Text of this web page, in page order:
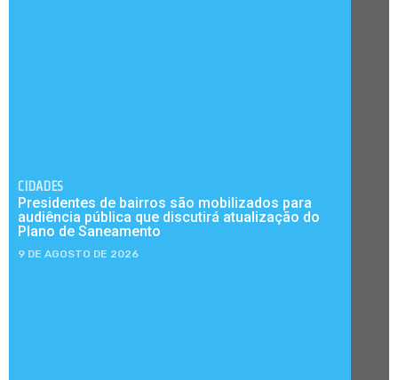
CIDADES
Presidentes de bairros são mobilizados para
audiência pública que discutirá atualização do
Plano de Saneamento
9 DE AGOSTO DE 2026